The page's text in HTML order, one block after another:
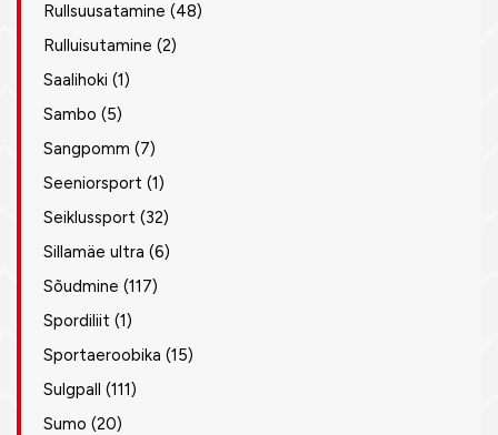
Rullsuusatamine (48)
Rulluisutamine (2)
Saalihoki (1)
Sambo (5)
Sangpomm (7)
Seeniorsport (1)
Seiklussport (32)
Sillamäe ultra (6)
Sõudmine (117)
Spordiliit (1)
Sportaeroobika (15)
Sulgpall (111)
Sumo (20)